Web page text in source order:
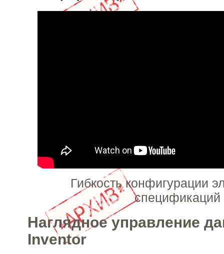
Гибкость конфигурации
спецификаций
Наглядное управление
Inventor